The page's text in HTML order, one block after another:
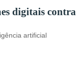
digitais contra
artificial